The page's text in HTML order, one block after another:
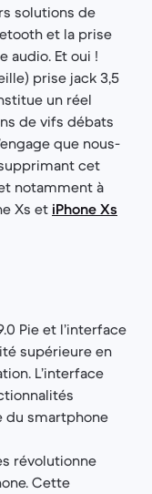
solutions de
et la prise
audio. Et oui !
prise jack 3,5
un réel
de vifs débats
que nous-
cet
notamment à
Xs et iPhone Xs
Pie et l’interface
supérieure en
L’interface
du smartphone
révolutionne
Cette